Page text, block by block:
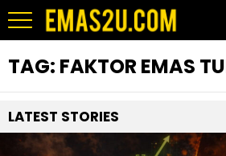
TAG: FAKTOR EMAS
LATEST STORIES